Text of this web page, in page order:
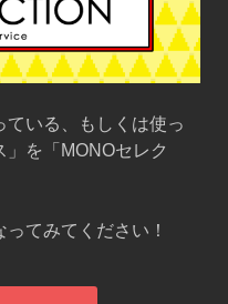
いる、もしくは使っ
を「MONOセレク
てみてください！